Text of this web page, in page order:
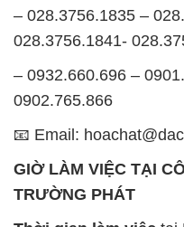
📧 Email:
TRƯỜNG PHÁT
được tổ chức như sau:
Thứ 2 đến thứ 6: Buổi
chiều: từ 12h30 đến 17h